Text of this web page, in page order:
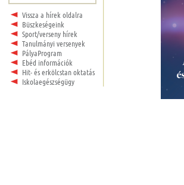
Vissza a hírek oldalra
Büszkeségeink
Sport/verseny hírek
Tanulmányi versenyek
PályaProgram
Ebéd információk
Hit- és erkölcstan oktatás
Iskolaegészségügy